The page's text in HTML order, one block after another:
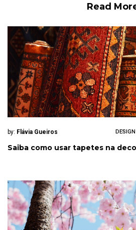
Read
by: Flávia Gueiros
Saiba como usar tapetes na